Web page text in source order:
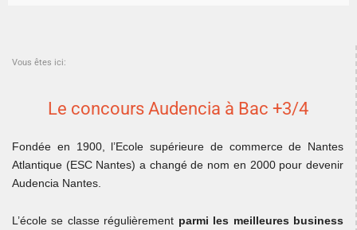
Vous êtes ici:
Le concours Audencia à Bac +3/4
Fondée en 1900, l’Ecole supérieure de commerce de Nantes
Atlantique (ESC Nantes) a changé de nom en 2000 pour devenir
Audencia Nantes.
L’école se classe régulièrement parmi les meilleures business